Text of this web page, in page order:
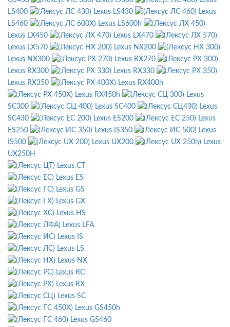
LS400
Lexus LS430
Lexus
LS460
Lexus LS600h
Lexus LX450
Lexus LX470
Lexus LX570
Lexus NX200
Lexus NX300
Lexus RX270
Lexus RX300
Lexus RX330
Lexus RX350
Lexus RX400h
Lexus RX450h
Lexus
SC300
Lexus SC400
Lexus
SC430
Lexus ES200
Lexus
ES250
Lexus IS350
Lexus
IS500
Lexus UX200
Lexus
UX250H
Lexus CT
Lexus ES
Lexus GS
Lexus GX
Lexus HS
Lexus LFA
Lexus IS
Lexus LS
Lexus NX
Lexus RC
Lexus RX
Lexus SC
Lexus GS450h
Lexus GS460